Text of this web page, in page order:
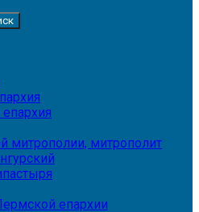
митрополии, митрополит
епархии